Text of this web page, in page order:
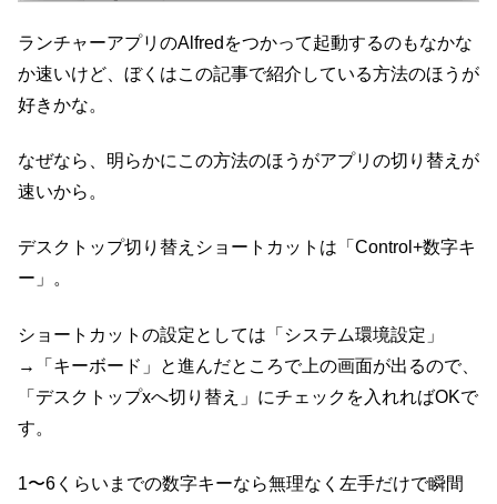
ランチャーアプリのAlfredをつかって起動するのもなかな
か速いけど、ぼくはこの記事で紹介している方法のほうが
好きかな。
なぜなら、明らかにこの方法のほうがアプリの切り替えが
速いから。
デスクトップ切り替えショートカットは「Control+数字キ
ー」。
ショートカットの設定としては「システム環境設定」
→「キーボード」と進んだところで上の画面が出るので、
「デスクトップxへ切り替え」にチェックを入れればOKで
す。
1〜6くらいまでの数字キーなら無理なく左手だけで瞬間